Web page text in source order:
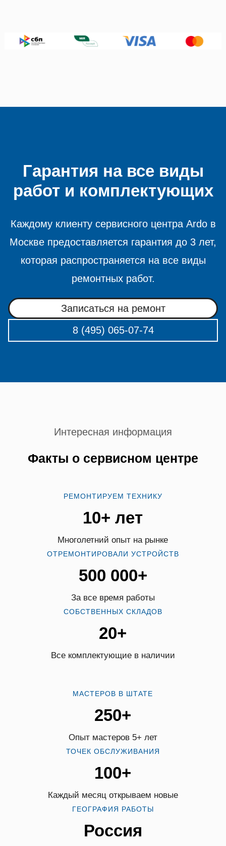
Гарантия на все виды
работ и комплектующих
Каждому клиенту сервисного центра Ardo в
Москве предоставляется гарантия до 3 лет,
которая распространяется на все виды
ремонтных работ.
Записаться на ремонт
8 (495) 065-07-74
Интересная информация
Факты о сервисном центре
РЕМОНТИРУЕМ ТЕХНИКУ
10+ лет
Многолетний опыт на рынке
ОТРЕМОНТИРОВАЛИ УСТРОЙСТВ
500 000+
За все время работы
СОБСТВЕННЫХ СКЛАДОВ
20+
Все комплектующие в наличии
МАСТЕРОВ В ШТАТЕ
250+
Опыт мастеров 5+ лет
ТОЧЕК ОБСЛУЖИВАНИЯ
100+
Каждый месяц открываем новые
ГЕОГРАФИЯ РАБОТЫ
Россия